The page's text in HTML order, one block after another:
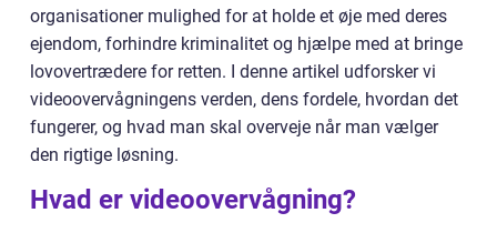
organisationer mulighed for at holde et øje med deres
ejendom, forhindre kriminalitet og hjælpe med at bringe
lovovertrædere for retten. I denne artikel udforsker vi
videoovervågningens verden, dens fordele, hvordan det
fungerer, og hvad man skal overveje når man vælger
den rigtige løsning.
Hvad er videoovervågning?